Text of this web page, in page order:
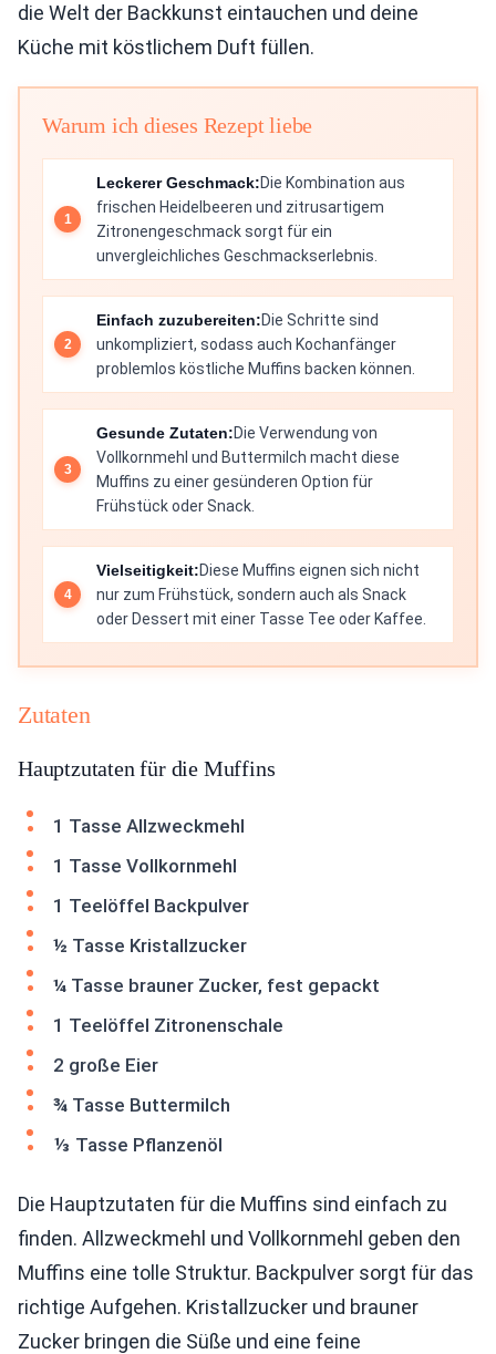
die Welt der Backkunst eintauchen und deine
Küche mit köstlichem Duft füllen.
Warum ich dieses Rezept liebe
Leckerer Geschmack:Die Kombination aus
frischen Heidelbeeren und zitrusartigem
Zitronengeschmack sorgt für ein
unvergleichliches Geschmackserlebnis.
Einfach zuzubereiten:Die Schritte sind
unkompliziert, sodass auch Kochanfänger
problemlos köstliche Muffins backen können.
Gesunde Zutaten:Die Verwendung von
Vollkornmehl und Buttermilch macht diese
Muffins zu einer gesünderen Option für
Frühstück oder Snack.
Vielseitigkeit:Diese Muffins eignen sich nicht
nur zum Frühstück, sondern auch als Snack
oder Dessert mit einer Tasse Tee oder Kaffee.
Zutaten
Hauptzutaten für die Muffins
1 Tasse Allzweckmehl
1 Tasse Vollkornmehl
1 Teelöffel Backpulver
½ Tasse Kristallzucker
¼ Tasse brauner Zucker, fest gepackt
1 Teelöffel Zitronenschale
2 große Eier
¾ Tasse Buttermilch
⅓ Tasse Pflanzenöl
Die Hauptzutaten für die Muffins sind einfach zu
finden. Allzweckmehl und Vollkornmehl geben den
Muffins eine tolle Struktur. Backpulver sorgt für das
richtige Aufgehen. Kristallzucker und brauner
Zucker bringen die Süße und eine feine